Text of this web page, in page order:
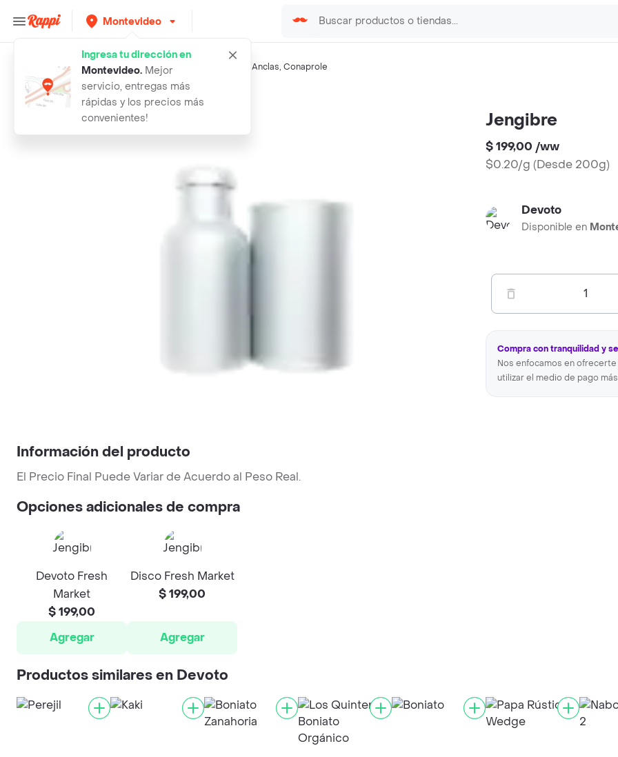
Montevideo
Ingresa tu dirección en
Montevideo. Mejor
servicio, entregas más
rápidas y los precios más
convenientes!
Búsquedas relacionadas:Papas, yucas y tuberculos Dos Anclas, Conaprole
Rappi jengibre
Jengibre
$ 199,00 /ww
$0.20/g (Desde 200g)
Devoto
Disponible en
1
Compra con tranquilidad y
Nos enfocamos en
utilizar el medio de pago
Información del producto
El Precio Final Puede Variar de Acuerdo al Peso Real.
Opciones adicionales de compra
Devoto Fresh
Market
$ 199,00
Agregar
Disco Fresh Market
$ 199,00
Agregar
Productos similares en Devoto